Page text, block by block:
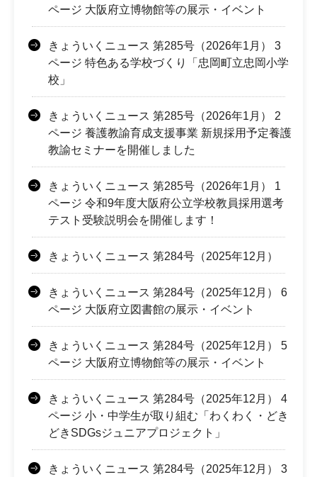
ページ 大阪府立博物館等の展示・イベント
きょういくニュース 第285号（2026年1月） 3
ページ 特色ある学校づくり「忠岡町立忠岡小学
校」
きょういくニュース 第285号（2026年1月） 2
ページ 養護教諭育成支援事業 新規採用予定養護
教諭セミナーを開催しました
きょういくニュース 第285号（2026年1月） 1
ページ 令和9年度大阪府公立学校教員採用選考
テスト受験説明会を開催します！
きょういくニュース 第284号（2025年12月）
きょういくニュース 第284号（2025年12月） 6
ページ 大阪府立図書館の展示・イベント
きょういくニュース 第284号（2025年12月） 5
ページ 大阪府立博物館等の展示・イベント
きょういくニュース 第284号（2025年12月） 4
ページ 小・中学生が取り組む「わくわく・どき
どきSDGsジュニアプロジェクト」
きょういくニュース 第284号（2025年12月） 3